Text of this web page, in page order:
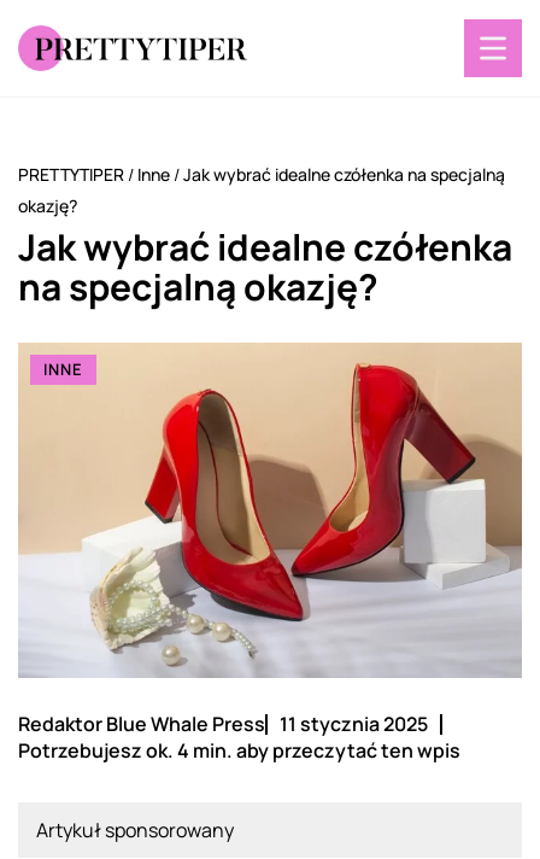
PRETTYTIPER / Inne /Jak wybrać idealne czółenka na specjalną
okazję?
Jak wybrać idealne czółenka
na specjalną okazję?
INNE
Redaktor Blue Whale Press
11 stycznia 2025
Potrzebujesz ok. 4 min. aby przeczytać ten wpis
Artykuł sponsorowany